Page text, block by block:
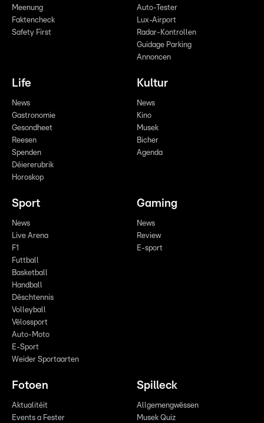
Meenung
Faktencheck
Safety First
Auto-Tester
Lux-Airport
Radar-Kontrollen
Guidage Parking
Annoncen
Life
News
Gastronomie
Gesondheet
Reesen
Spenden
Déiererubrik
Horoskop
Kultur
News
Kino
Musek
Bicher
Agenda
Sport
News
Live Arena
F1
Futtball
Basketball
Handball
Dëschtennis
Volleyball
Vëlossport
Auto-Moto
E-Sport
Weider Sportaarten
Gaming
News
Review
E-sport
Fotoen
Aktualitéit
Events a Fester
Spilleck
Allgemengwëssen
Musek Quiz